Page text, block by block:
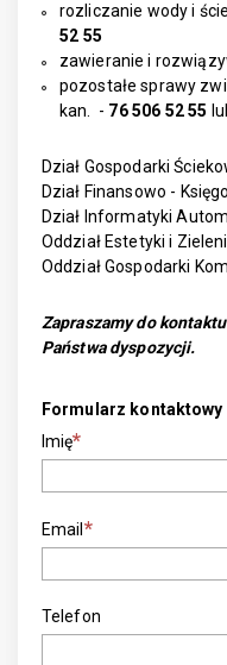
rozliczanie wody i
52 55
zawieranie i
pozostałe sprawy
kan. - 76 506 52 55
Dział Gospodarki
Dział Finansowo -
Dział Informatyki
Oddział Estetyki i
Oddział Gospodarki
Zapraszamy do
Państwa dyspozycji.
Formularz kontaktowy
Imię
Email
Telefon